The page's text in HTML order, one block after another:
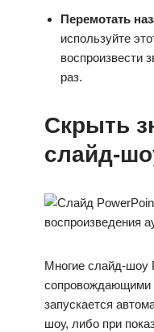
Перемотать
используйте
воспроизвести
раз.
Скрыть
слайд-
Многие слайд-шоу
сопровождающими
запускается
шоу, либо при